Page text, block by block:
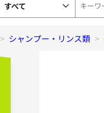
すべて
> シャンプー・リンス類 >